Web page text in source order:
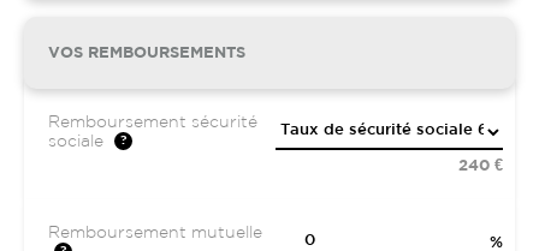
VOS REMBOURSEMENTS
Remboursement sécurité
sociale
240 €
Remboursement mutuelle
%